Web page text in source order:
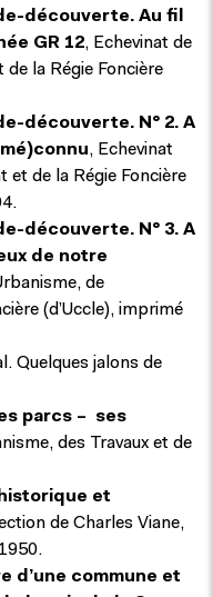
découverte. Au fil
GR 12, Echevinat de
de la Régie Foncière
découverte. N° 2. A
, Echevinat
et de la Régie Foncière
découverte. N° 3. A
de notre
de
(d’Uccle), imprimé
Quelques jalons de
parcs – ses
des Travaux et de
et
de Charles Viane,
d’une commune et